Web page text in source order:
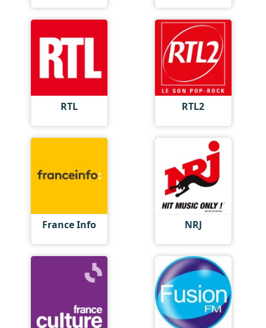
RTL RTL2
France Info NRJ